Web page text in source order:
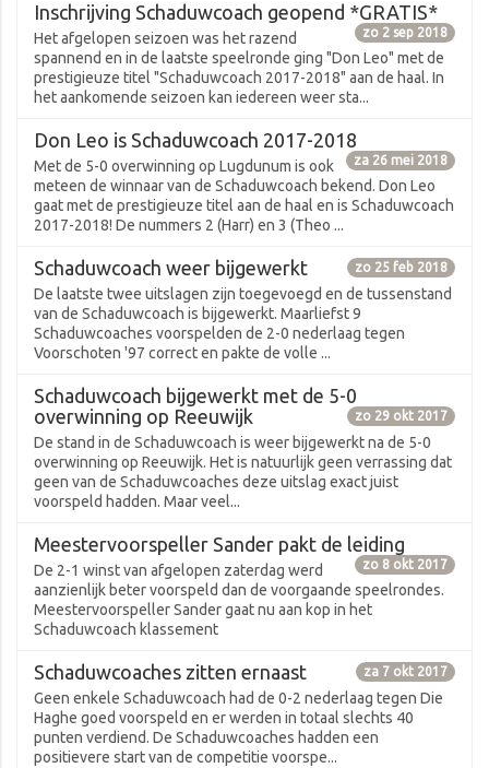
Inschrijving Schaduwcoach geopend *GRATIS*
zo 2 sep 2018
Het afgelopen seizoen was het razend
spannend en in de laatste speelronde ging "Don Leo" met de
prestigieuze titel "Schaduwcoach 2017-2018" aan de haal. In
het aankomende seizoen kan iedereen weer sta...
Don Leo is Schaduwcoach 2017-2018
za 26 mei 2018
Met de 5-0 overwinning op Lugdunum is ook
meteen de winnaar van de Schaduwcoach bekend. Don Leo
gaat met de prestigieuze titel aan de haal en is Schaduwcoach
2017-2018! De nummers 2 (Harr) en 3 (Theo ...
Schaduwcoach weer bijgewerkt zo 25 feb 2018
De laatste twee uitslagen zijn toegevoegd en de tussenstand
van de Schaduwcoach is bijgewerkt. Maarliefst 9
Schaduwcoaches voorspelden de 2-0 nederlaag tegen
Voorschoten '97 correct en pakte de volle ...
Schaduwcoach bijgewerkt met de 5-0
overwinning op Reeuwijk
zo 29 okt 2017
De stand in de Schaduwcoach is weer bijgewerkt na de 5-0
overwinning op Reeuwijk. Het is natuurlijk geen verrassing dat
geen van de Schaduwcoaches deze uitslag exact juist
voorspeld hadden. Maar veel...
Meestervoorspeller Sander pakt de leiding
zo 8 okt 2017
De 2-1 winst van afgelopen zaterdag werd
aanzienlijk beter voorspeld dan de voorgaande speelrondes.
Meestervoorspeller Sander gaat nu aan kop in het
Schaduwcoach klassement
Schaduwcoaches zitten ernaast za 7 okt 2017
Geen enkele Schaduwcoach had de 0-2 nederlaag tegen Die
Haghe goed voorspeld en er werden in totaal slechts 40
punten verdiend. De Schaduwcoaches hadden een
positievere start van de competitie voorspe...